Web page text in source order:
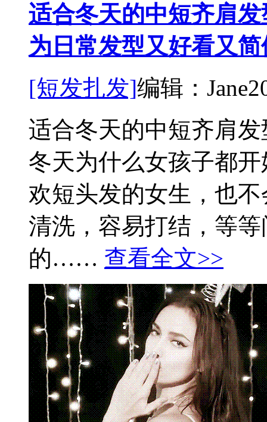
适合冬天的中短齐肩
为日常发型又好看又简
[短发扎发]编辑：Jane
适合冬天的中短齐肩
冬天为什么女孩子都
欢短头发的女生，也
清洗，容易打结，等
的…… 查看全文>>